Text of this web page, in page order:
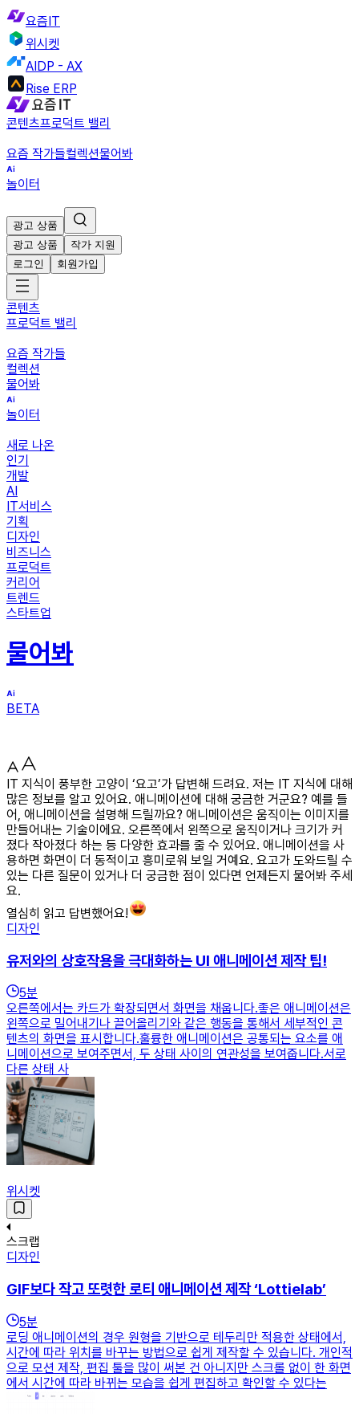
요즘IT
위시켓
AIDP - AX
Rise ERP
콘텐츠프로덕트 밸리
요즘 작가들컬렉션물어봐
놀이터
광고 상품
광고 상품
작가 지원
로그인
회원가입
콘텐츠
프로덕트 밸리
요즘 작가들
컬렉션
물어봐
놀이터
새로 나온
인기
개발
AI
IT서비스
기획
디자인
비즈니스
프로덕트
커리어
트렌드
스타트업
물어봐
BETA
IT 지식이 풍부한 고양이 ‘요고’가 답변해 드려요. 저는 IT 지식에 대해
많은 정보를 알고 있어요. 애니메이션에 대해 궁금한 거군요? 예를 들
어, 애니메이션을 설명해 드릴까요? 애니메이션은 움직이는 이미지를
만들어내는 기술이에요. 오른쪽에서 왼쪽으로 움직이거나 크기가 커
졌다 작아졌다 하는 등 다양한 효과를 줄 수 있어요. 애니메이션을 사
용하면 화면이 더 동적이고 흥미로워 보일 거예요. 요고가 도와드릴 수
있는 다른 질문이 있거나 더 궁금한 점이 있다면 언제든지 물어봐 주세
요.
열심히 읽고 답변했어요!
디자인
유저와의 상호작용을 극대화하는 UI 애니메이션 제작 팁!
5분
오른쪽에서는 카드가 확장되면서 화면을 채웁니다.좋은 애니메이션은
왼쪽으로 밀어내기나 끌어올리기와 같은 행동을 통해서 세부적인 콘
텐츠의 화면을 표시합니다.훌륭한 애니메이션은 공통되는 요소를 애
니메이션으로 보여주면서, 두 상태 사이의 연관성을 보여줍니다.서로
다른 상태 사
위시켓
스크랩
디자인
GIF보다 작고 또렷한 로티 애니메이션 제작 ‘Lottielab’
5분
로딩 애니메이션의 경우 원형을 기반으로 테두리만 적용한 상태에서,
시간에 따라 위치를 바꾸는 방법으로 쉽게 제작할 수 있습니다. 개인적
으로 모션 제작, 편집 툴을 많이 써본 건 아니지만 스크롤 없이 한 화면
에서 시간에 따라 바뀌는 모습을 쉽게 편집하고 확인할 수 있다는